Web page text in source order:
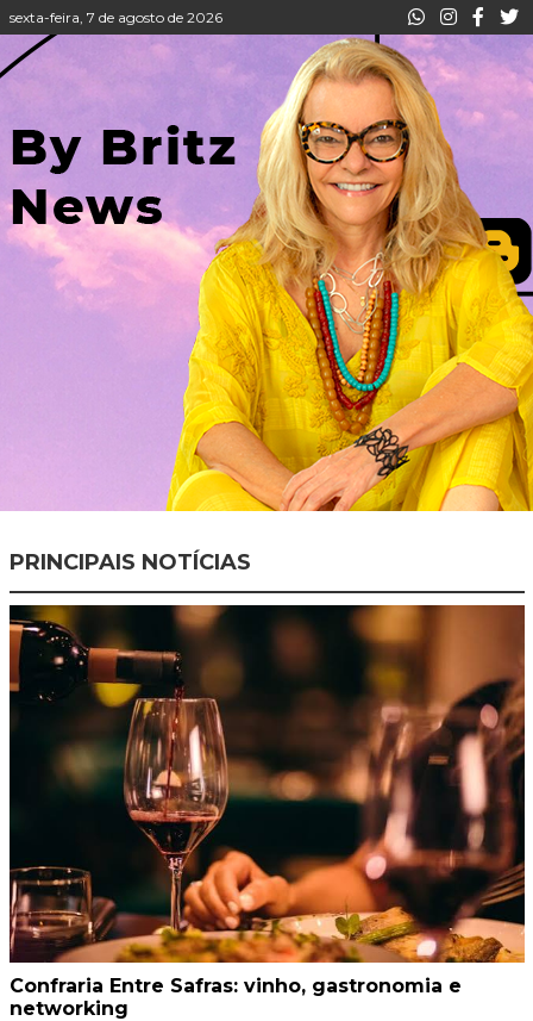
sexta-feira, 7 de agosto de 2026
PRINCIPAIS NOTÍCIAS
Confraria Entre Safras: vinho, gastronomia e
networking